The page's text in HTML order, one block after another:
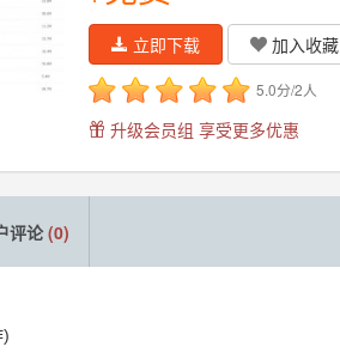
立即下载 加入收藏
5.0分/2人
升级会员组 享受更多优惠
评论(0)
)